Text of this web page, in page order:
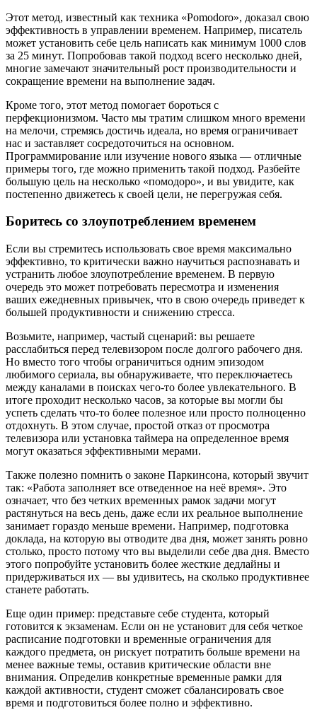
Этот метод, известный как техника «Pomodoro», доказал свою
эффективность в управлении временем. Например, писатель
может установить себе цель написать как минимум 1000 слов
за 25 минут. Попробовав такой подход всего несколько дней,
многие замечают значительный рост производительности и
сокращение времени на выполнение задач.
Кроме того, этот метод помогает бороться с
перфекционизмом. Часто мы тратим слишком много времени
на мелочи, стремясь достичь идеала, но время ограничивает
нас и заставляет сосредоточиться на основном.
Программирование или изучение нового языка — отличные
примеры того, где можно применить такой подход. Разбейте
большую цель на несколько «помодоро», и вы увидите, как
постепенно движетесь к своей цели, не перегружая себя.
Боритесь со злоупотреблением временем
Если вы стремитесь использовать свое время максимально
эффективно, то критически важно научиться распознавать и
устранить любое злоупотребление временем. В первую
очередь это может потребовать пересмотра и изменения
ваших ежедневных привычек, что в свою очередь приведет к
большей продуктивности и снижению стресса.
Возьмите, например, частый сценарий: вы решаете
расслабиться перед телевизором после долгого рабочего дня.
Но вместо того чтобы ограничиться одним эпизодом
любимого сериала, вы обнаруживаете, что переключаетесь
между каналами в поисках чего-то более увлекательного. В
итоге проходит несколько часов, за которые вы могли бы
успеть сделать что-то более полезное или просто полноценно
отдохнуть. В этом случае, простой отказ от просмотра
телевизора или установка таймера на определенное время
могут оказаться эффективными мерами.
Также полезно помнить о законе Паркинсона, который звучит
так: «Работа заполняет все отведенное на неё время». Это
означает, что без четких временных рамок задачи могут
растянуться на весь день, даже если их реальное выполнение
занимает гораздо меньше времени. Например, подготовка
доклада, на которую вы отводите два дня, может занять ровно
столько, просто потому что вы выделили себе два дня. Вместо
этого попробуйте установить более жесткие дедлайны и
придерживаться их — вы удивитесь, на сколько продуктивнее
станете работать.
Еще один пример: представьте себе студента, который
готовится к экзаменам. Если он не установит для себя четкое
расписание подготовки и временные ограничения для
каждого предмета, он рискует потратить больше времени на
менее важные темы, оставив критические области вне
внимания. Определив конкретные временные рамки для
каждой активности, студент сможет сбалансировать свое
время и подготовиться более полно и эффективно.